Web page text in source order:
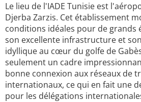
Le lieu de l'IADE Tunisie est
Djerba Zarzis. Cet établissement
conditions idéales pour de grands
son excellente infrastructure et
idyllique au cœur du golfe de
seulement un cadre
bonne connexion aux réseaux de
internationaux, ce qui en fait une
pour les délégations